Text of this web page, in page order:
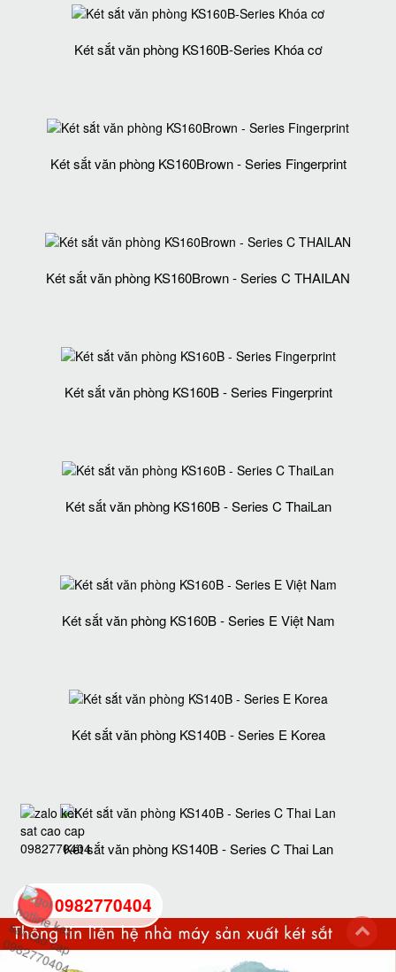
Két sắt văn phòng KS160B-Series Khóa cơ
Két sắt văn phòng KS160Brown - Series Fingerprint
Két sắt văn phòng KS160Brown - Series C THAILAN
Két sắt văn phòng KS160B - Series Fingerprint
Két sắt văn phòng KS160B - Series C ThaiLan
Két sắt văn phòng KS160B - Series E Việt Nam
Két sắt văn phòng KS140B - Series E Korea
Két sắt văn phòng KS140B - Series C Thai Lan
0982770404